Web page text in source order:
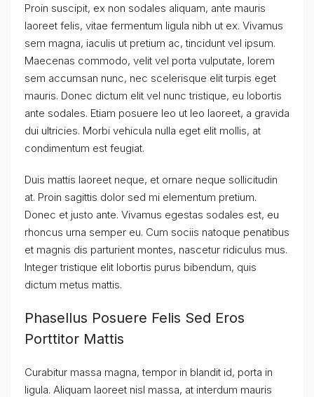
Proin suscipit, ex non sodales aliquam, ante mauris
laoreet felis, vitae fermentum ligula nibh ut ex. Vivamus
sem magna, iaculis ut pretium ac, tincidunt vel ipsum.
Maecenas commodo, velit vel porta vulputate, lorem
sem accumsan nunc, nec scelerisque elit turpis eget
mauris. Donec dictum elit vel nunc tristique, eu lobortis
ante sodales. Etiam posuere leo ut leo laoreet, a gravida
dui ultricies. Morbi vehicula nulla eget elit mollis, at
condimentum est feugiat.
Duis mattis laoreet neque, et ornare neque sollicitudin
at. Proin sagittis dolor sed mi elementum pretium.
Donec et justo ante. Vivamus egestas sodales est, eu
rhoncus urna semper eu. Cum sociis natoque penatibus
et magnis dis parturient montes, nascetur ridiculus mus.
Integer tristique elit lobortis purus bibendum, quis
dictum metus mattis.
Phasellus Posuere Felis Sed Eros
Porttitor Mattis
Curabitur massa magna, tempor in blandit id, porta in
ligula. Aliquam laoreet nisl massa, at interdum mauris